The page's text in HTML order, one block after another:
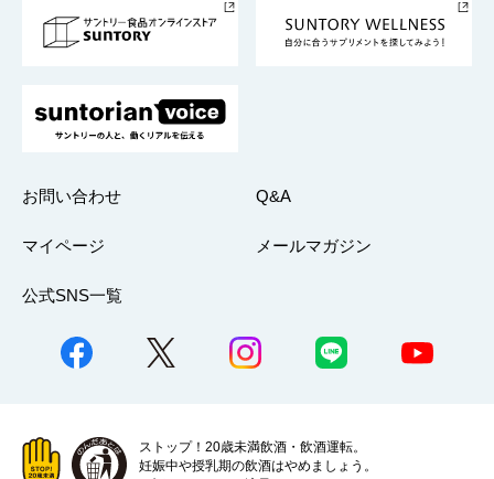
採用情報
お問い合わせ Q&A
マイページ メールマガジン
公式SNS一覧
ストップ！20歳未満飲酒・飲酒運転。
妊娠中や授乳期の飲酒はやめましょう。